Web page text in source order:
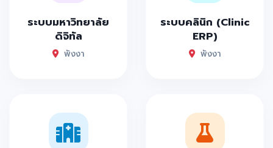
ระบบมหาวิทยาลัย
ดิจิทัล
พังงา
ระบบคลินิก (Clinic
ERP)
พังงา